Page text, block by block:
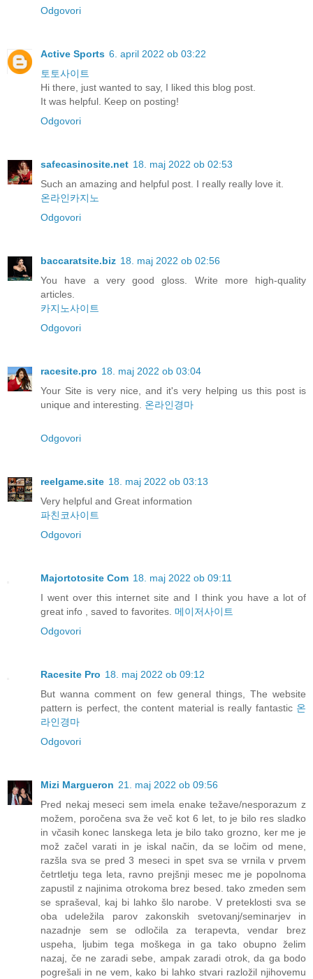
Odgovori
Active Sports 6. april 2022 ob 03:22
토토사이트
Hi there, just wanted to say, I liked this blog post.
It was helpful. Keep on posting!
Odgovori
safecasinosite.net 18. maj 2022 ob 02:53
Such an amazing and helpful post. I really really love it.
온라인카지노
Odgovori
baccaratsite.biz 18. maj 2022 ob 02:56
You have a very good gloss. Write more high-quality
articles.
카지노사이트
Odgovori
racesite.pro 18. maj 2022 ob 03:04
Your Site is very nice, and it's very helping us this post is
unique and interesting. 온라인경마
Odgovori
reelgame.site 18. maj 2022 ob 03:13
Very helpful and Great information
파친코사이트
Odgovori
Majortotosite Com 18. maj 2022 ob 09:11
I went over this internet site and I think you have a lot of
great info , saved to favorites. 메이저사이트
Odgovori
Racesite Pro 18. maj 2022 ob 09:12
But wanna comment on few general things, The website
pattern is perfect, the content material is really fantastic 온
라인경마
Odgovori
Mizi Margueron 21. maj 2022 ob 09:56
Pred nekaj meseci sem imela enake težave/nesporazum z
možem, poročena sva že več kot 6 let, to je bilo res sladko
in včasih konec lanskega leta je bilo tako grozno, ker me je
mož začel varati in je iskal način, da se ločim od mene,
razšla sva se pred 3 meseci in spet sva se vrnila v prvem
četrtletju tega leta, ravno prejšnji mesec me je popolnoma
zapustil z najinima otrokoma brez besed. tako zmeden sem
se spraševal, kaj bi lahko šlo narobe. V preteklosti sva se
oba udeležila parov zakonskih svetovanj/seminarjev in
nazadnje sem se odločila za terapevta, vendar brez
uspeha, ljubim tega moškega in ga tako obupno želim
nazaj, če ne zaradi sebe, ampak zaradi otrok, da ga bodo
pogrešali in ne vem, kako bi lahko stvari razložil njihovemu